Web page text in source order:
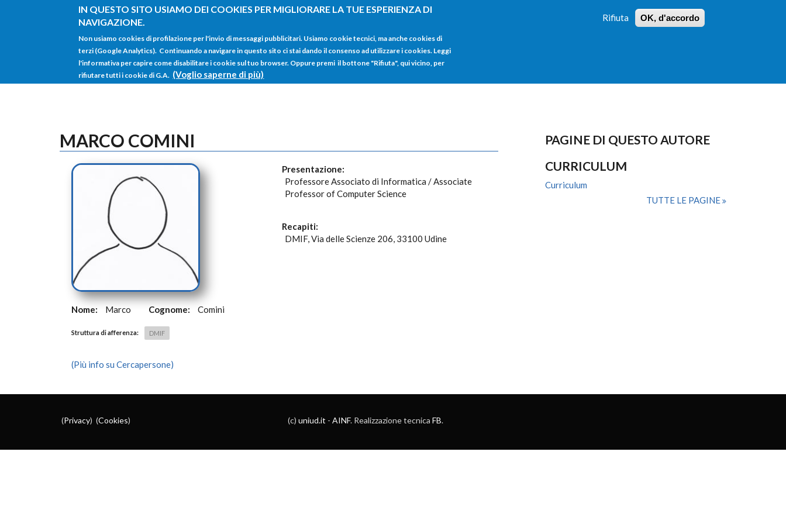
IN QUESTO SITO USIAMO DEI COOKIES PER MIGLIORARE LA TUE ESPERIENZA DI
NAVIGAZIONE.
Non usiamo cookies di profilazione per l'invio di messaggi pubblicitari. Usiamo cookie tecnici, ma anche cookies di
terzi (Google Analytics). Continuando a navigare in questo sito ci stai dando il consenso ad utilizzare i cookies. Leggi
l'informativa per capire come disabilitare i cookie sul tuo browser. Oppure premi il bottone "Rifiuta", qui vicino, per
rifiutare tutti i cookie di G.A. (Voglio saperne di più)
Rifiuta OK, d'accordo
Salta al contenuto principale
RICERCA
HOME
MARCO COMINI
Nome: Marco Cognome: Comini
Struttura di afferenza: DMIF
(Più info su Cercapersone)
Presentazione:
Professore Associato di Informatica / Associate
Professor of Computer Science
Recapiti:
DMIF, Via delle Scienze 206, 33100 Udine
PAGINE DI QUESTO AUTORE
CURRICULUM
Curriculum
TUTTE LE PAGINE
(Privacy) (Cookies) (c) uniud.it - AINF. Realizzazione tecnica FB.